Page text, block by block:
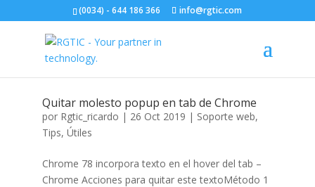
(0034) - 644 186 366 info@rgtic.com
Quitar molesto popup en tab de Chrome
por Rgtic_ricardo | 26 Oct 2019 | Soporte web,
Tips, Útiles
Chrome 78 incorpora texto en el hover del tab –
Chrome Acciones para quitar este textoMétodo 1